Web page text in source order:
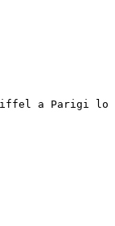
a Parigi lo